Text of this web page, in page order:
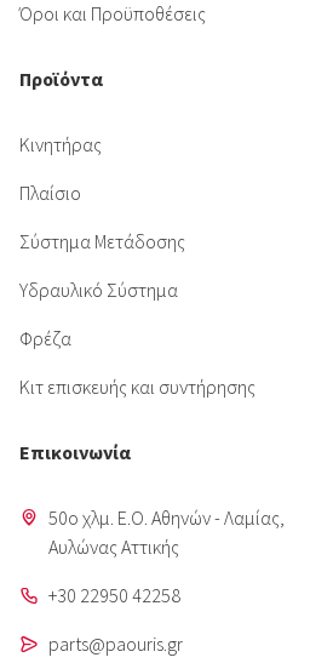
Όροι και Προϋποθέσεις
Προϊόντα
Κινητήρας
Πλαίσιο
Σύστημα Μετάδοσης
Υδραυλικό Σύστημα
Φρέζα
Κιτ επισκευής και συντήρησης
Επικοινωνία
50o χλμ. Ε.Ο. Αθηνών - Λαμίας,
Aυλώνας Αττικής
+30 22950 42258
parts@paouris.gr